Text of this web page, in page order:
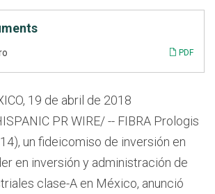
PDF
19 de abril de 2018
PR WIRE/ -- FIBRA Prologis
un fideicomiso de inversión en
en inversión y administración de
clase-A en México, anunció